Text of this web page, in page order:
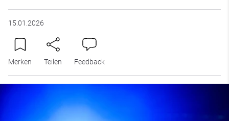
15.01.2026
Merken Teilen Feedback